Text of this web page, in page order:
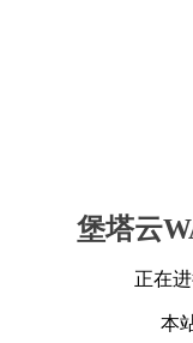
堡塔云
正在
本